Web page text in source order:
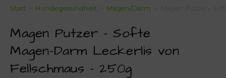
Napf-Wissen!
Terminvereinbarung
Newsletter Anmeldung
Start Hundegesundheit Magen/Darm
Magen Putzer – Softe
Magen-Darm Leckerlis von
Fellschmaus – 250g